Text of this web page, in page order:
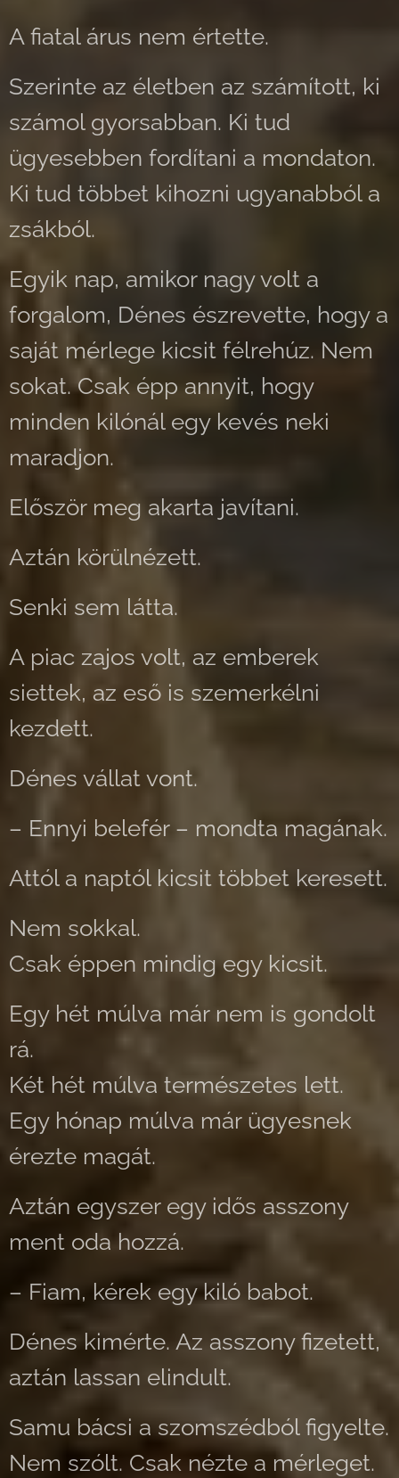
A fiatal árus nem értette.
Szerinte az életben az számított, ki
számol gyorsabban. Ki tud
ügyesebben fordítani a mondaton.
Ki tud többet kihozni ugyanabból a
zsákból.
Egyik nap, amikor nagy volt a
forgalom, Dénes észrevette, hogy a
saját mérlege kicsit félrehúz. Nem
sokat. Csak épp annyit, hogy
minden kilónál egy kevés neki
maradjon.
Először meg akarta javítani.
Aztán körülnézett.
Senki sem látta.
A piac zajos volt, az emberek
siettek, az eső is szemerkélni
kezdett.
Dénes vállat vont.
– Ennyi belefér – mondta magának.
Attól a naptól kicsit többet keresett.
Nem sokkal.
Csak éppen mindig egy kicsit.
Egy hét múlva már nem is gondolt
rá.
Két hét múlva természetes lett.
Egy hónap múlva már ügyesnek
érezte magát.
Aztán egyszer egy idős asszony
ment oda hozzá.
– Fiam, kérek egy kiló babot.
Dénes kimérte. Az asszony fizetett,
aztán lassan elindult.
Samu bácsi a szomszédból figyelte.
Nem szólt. Csak nézte a mérleget.